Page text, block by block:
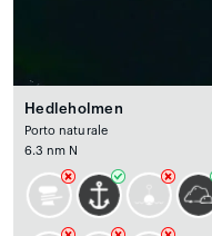
Hedleholmen
Porto naturale
6.3 nm N